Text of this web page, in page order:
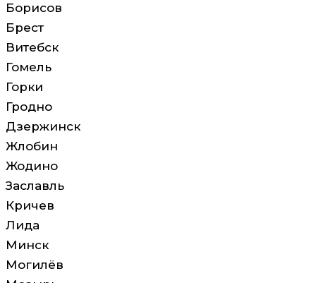
Борисов
Брест
Витебск
Гомель
Горки
Гродно
Дзержинск
Жлобин
Жодино
Заславль
Кричев
Лида
Минск
Могилёв